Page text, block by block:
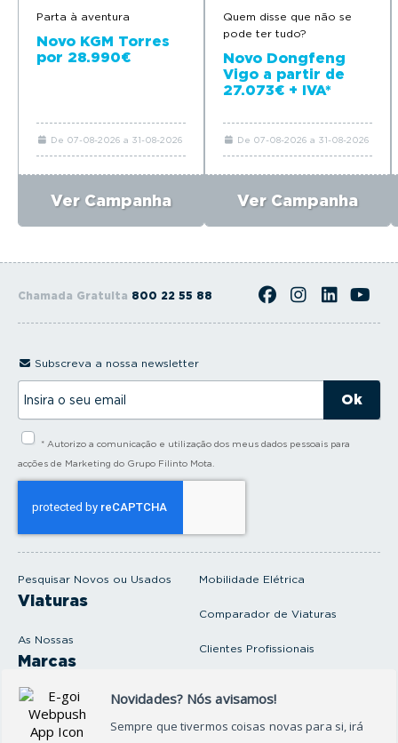
Parta à aventura
Novo KGM Torres
por 28.990€
De 07-08-2026 a 31-08-2026
Ver Campanha
Quem disse que não se
pode ter tudo?
Novo Dongfeng
Vigo a partir de
27.073€ + IVA*
De 07-08-2026 a 31-08-2026
Ver Campanha
Chamada Gratuita 800 22 55 88
Pesquisar Novos ou Usados
Viaturas
As Nossas
Marcas
Produtos e serviços
Oficina
Mobilidade Elétrica
Comparador de Viaturas
Clientes Profissionais
Subscreva a nossa newsletter
s
* Autorizo a comunicação e utilização dos meus dados pessoais para
acções de Marketing do Grupo Filinto Mota.